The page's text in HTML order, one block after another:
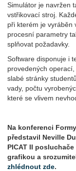
Simulátor je navržen
vstřikovací stroj.
při kterém je vyráběn
procesní parametry
splňovat požadavky.
Software disponuje i
provedených
slabé stránky
vady, počtu
které se vlivem
Na konferenci
představil Neville
PICAT II
grafikou a
zhlédnout zde.